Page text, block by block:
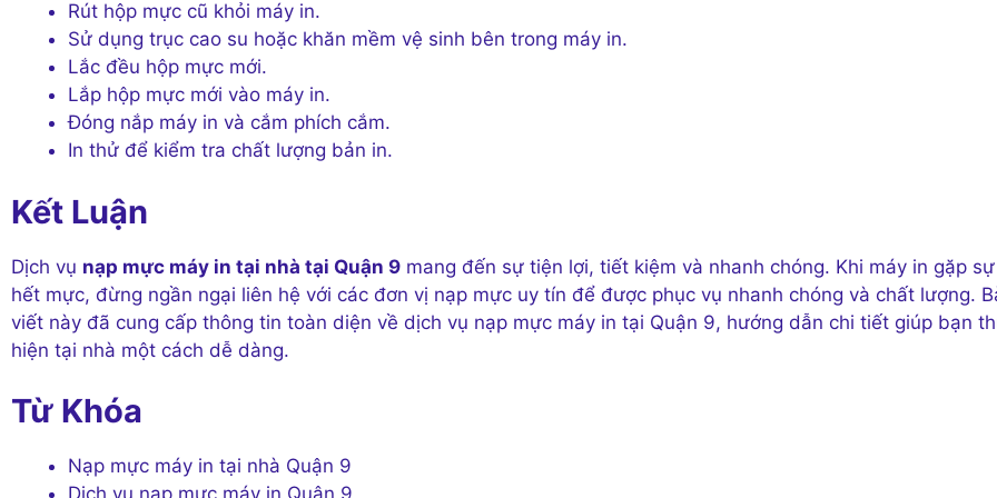
Rút hộp mực cũ khỏi máy in.
Sử dụng trục cao su hoặc khăn mềm vệ sinh bên trong máy in.
Lắc đều hộp mực mới.
Lắp hộp mực mới vào máy in.
Đóng nắp máy in và cắm phích cắm.
In thử để kiểm tra chất lượng bản in.
Kết Luận
Dịch vụ nạp mực máy in tại nhà tại Quận 9 mang đến sự tiện lợi, tiết kiệm và nhanh chóng. Khi máy in gặp
hết mực, đừng ngần ngại liên hệ với các đơn vị nạp mực uy tín để được phục vụ nhanh chóng và chất lượng.
viết này đã cung cấp thông tin toàn diện về dịch vụ nạp mực máy in tại Quận 9, hướng dẫn chi tiết giúp bạn
hiện tại nhà một cách dễ dàng.
Từ Khóa
Nạp mực máy in tại nhà Quận 9
Dịch vụ nạp mực máy in Quận 9